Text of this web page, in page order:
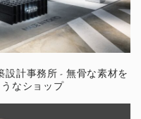
計事務所 - 無骨な素材を
なショップ